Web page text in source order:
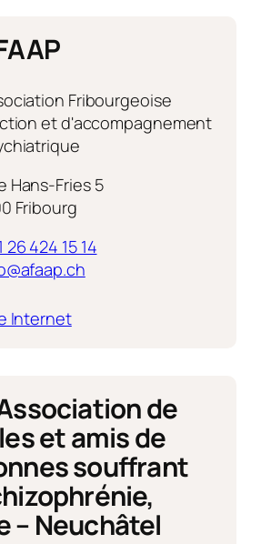
Fribourgeoise
et d'accompagnement
Hans-Fries 5
Fribourg
26 424 15 14
Internet:
de
et amis de
souffrant
– Neuchâtel